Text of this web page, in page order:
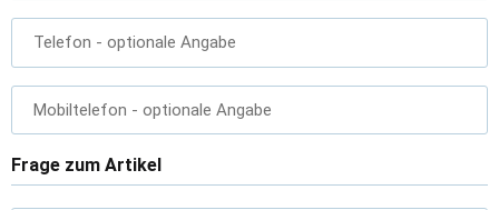
Telefon - optionale Angabe
Mobiltelefon - optionale Angabe
Frage zum Artikel